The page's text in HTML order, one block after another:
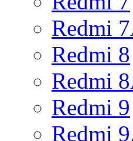
Redmi
Redmi 8
Redmi
Redmi 9
Redmi